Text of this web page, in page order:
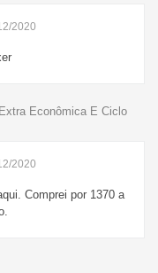
2020
Econômica E Ciclo
2020
Comprei por 1370 a